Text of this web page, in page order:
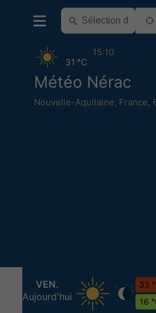
Météo Nérac
Nouvelle-Aquitaine, France,
31 °C
15:10
VEN.
Aujourd'hui
33
16